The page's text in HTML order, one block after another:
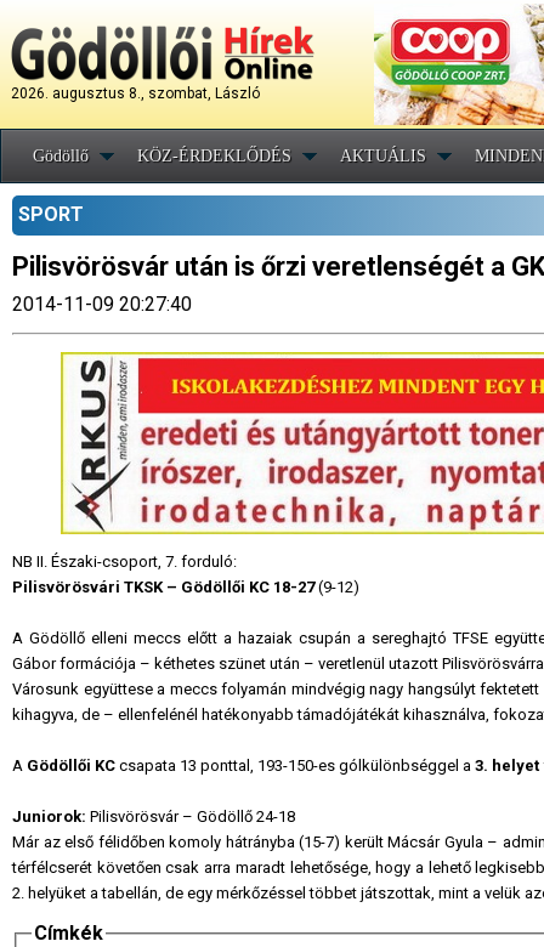
2026. augusztus 8., szombat, László
Gödöllő KÖZ-ÉRDEKLŐDÉS AKTUÁLIS
SPORT
Pilisvörösvár után is őrzi veretlenségét a
2014-11-09 20:27:40
NB II. Északi-csoport, 7. forduló:
Pilisvörösvári TKSK – Gödöllői KC 18-27(9-12)
A Gödöllő elleni meccs előtt a hazaiak csupán a sereghajtó TFSE
Gábor formációja – kéthetes szünet után – veretlenül utazott
Városunk együttese a meccs folyamán mindvégig nagy hangsúlyt
kihagyva, de – ellenfelénél hatékonyabb támadójátékát kihasználva,
A Gödöllői KC csapata 13 ponttal, 193-150-es gólkülönbséggel a 3. helyet
Juniorok: Pilisvörösvár – Gödöllő 24-18
Már az első félidőben komoly hátrányba (15-7) került Mácsár Gyula –
térfélcserét követően csak arra maradt lehetősége, hogy a lehető
2. helyüket a tabellán, de egy mérkőzéssel többet játszottak, mint a velük
Címkék